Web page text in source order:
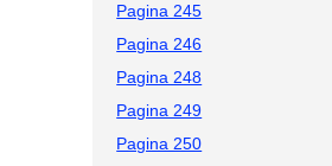
Pagina 245
Pagina 246
Pagina 248
Pagina 249
Pagina 250